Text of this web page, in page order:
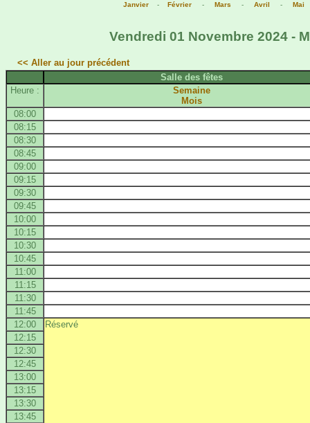
Janvier - Février - Mars - Avril - Mai
Vendredi 01 Novembre 2024 -
<< Aller au jour précédent
Salle des fêtes
Heure :
Semaine
Mois
08:00
08:15
08:30
08:45
09:00
09:15
09:30
09:45
10:00
10:15
10:30
10:45
11:00
11:15
11:30
11:45
12:00
Réservé
12:15
12:30
12:45
13:00
13:15
13:30
13:45